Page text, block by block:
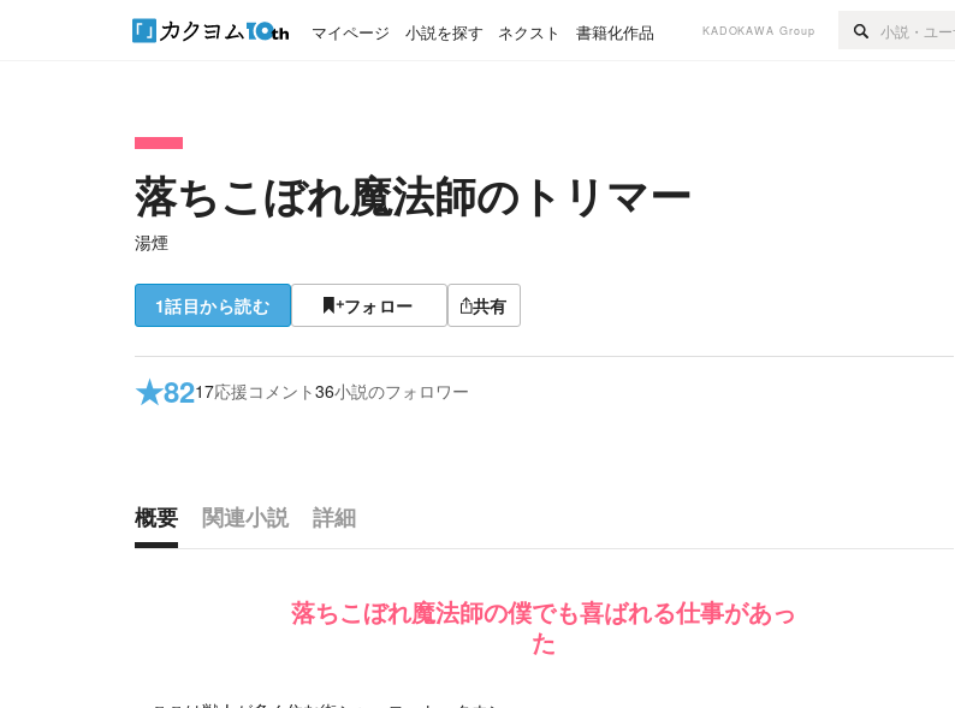
マイページ 小説を探す ネクスト 書籍化作品 KADOKAWA Group
落ちこぼれ魔法師のトリマー
湯煙
1話目から読む フォロー 共有
★8217応援コメント36小説のフォロワー
概要 関連小説
詳細
落ちこぼれ魔法師の僕でも喜ばれる仕事があっ
た